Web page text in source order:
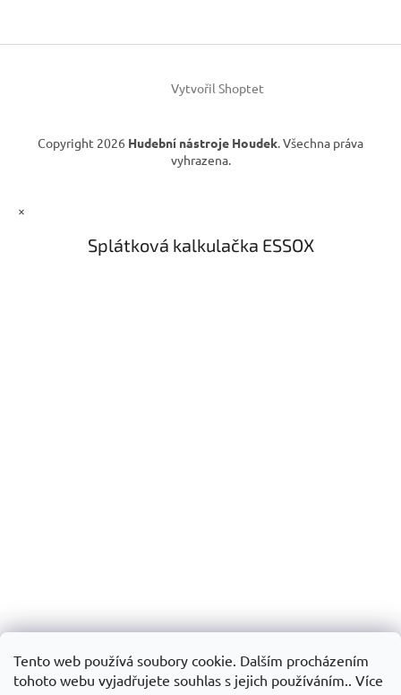
Tento web používá soubory cookie. Dalším procházením
tohoto webu vyjadřujete souhlas s jejich používáním.. Více
y
ý
s
u
í
Vytvořil Shoptet
Copyright 2026 Hudební nástroje Houdek. Všechna práva
vyhrazena.
×
Splátková kalkulačka ESSOX